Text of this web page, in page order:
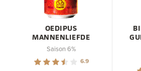
OEDIPUS
MANNENLIEFDE
Saison 6%
6.9